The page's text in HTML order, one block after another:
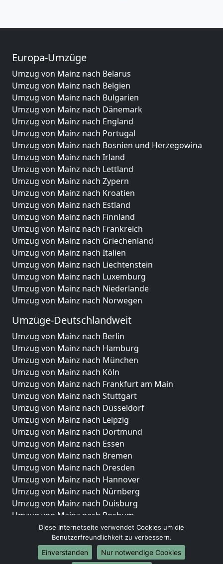
Europa-Umzüge
Umzug von Mainz nach Belarus
Umzug von Mainz nach Belgien
Umzug von Mainz nach Bulgarien
Umzug von Mainz nach Dänemark
Umzug von Mainz nach England
Umzug von Mainz nach Portugal
Umzug von Mainz nach Bosnien und Herzegowina
Umzug von Mainz nach Irland
Umzug von Mainz nach Lettland
Umzug von Mainz nach Zypern
Umzug von Mainz nach Kroatien
Umzug von Mainz nach Estland
Umzug von Mainz nach Finnland
Umzug von Mainz nach Frankreich
Umzug von Mainz nach Griechenland
Umzug von Mainz nach Italien
Umzug von Mainz nach Liechtenstein
Umzug von Mainz nach Luxemburg
Umzug von Mainz nach Niederlande
Umzug von Mainz nach Norwegen
Umzüge-Deutschlandweit
Umzug von Mainz nach Berlin
Umzug von Mainz nach Hamburg
Umzug von Mainz nach München
Umzug von Mainz nach Köln
Umzug von Mainz nach Frankfurt am Main
Umzug von Mainz nach Stuttgart
Umzug von Mainz nach Düsseldorf
Umzug von Mainz nach Leipzig
Umzug von Mainz nach Dortmund
Umzug von Mainz nach Essen
Umzug von Mainz nach Bremen
Umzug von Mainz nach Dresden
Umzug von Mainz nach Hannover
Umzug von Mainz nach Nürnberg
Umzug von Mainz nach Duisburg
Umzug von Mainz nach Bochum
Umzug von Mainz nach Wuppertal
Umzug von Mainz nach Bielefeld
Umzug von Mainz nach Bonn
Diese Internetseite verwendet Cookies um die
Benutzerfreundlichkeit zu verbessern.
Einverstanden
Nur notwendige Cookies